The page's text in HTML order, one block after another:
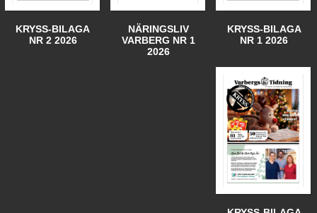
KRYSS-BILAGA
NR 2 2026
NÄRINGSLIV
VARBERG NR 1
2026
KRYSS-BILAGA
NR 1 2026